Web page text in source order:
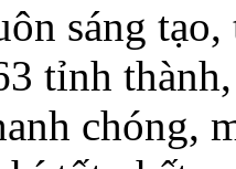
sáng
tỉnh
chóng,